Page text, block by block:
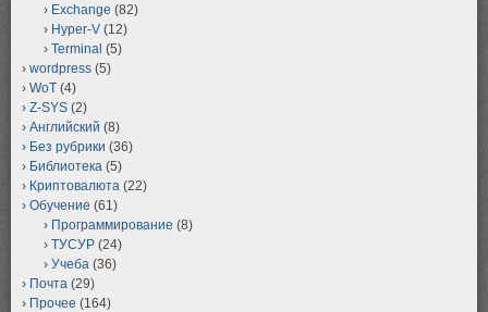
Exchange (82)
Hyper-V (12)
Terminal (5)
wordpress (5)
WoT (4)
Z-SYS (2)
Английский (8)
Без рубрики (36)
Библиотека (5)
Криптовалюта (22)
Обучение (61)
Программирование (8)
ТУСУР (24)
Учеба (36)
Почта (29)
Прочее (164)